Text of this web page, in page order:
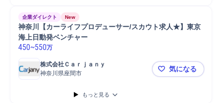
企業ダイレクト New
神奈川【カーライフプロデューサー/スカウト求人★】東京
海上日動発ベンチャー
450~550万
株式会社Ｃａｒｊａｎｙ
神奈川県座間市
神奈川【カ
気になる
もっと見る